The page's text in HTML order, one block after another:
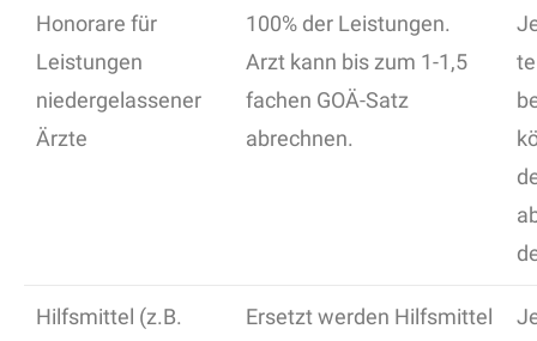
Honorare für
Leistungen
niedergelassener
Ärzte
100% der Leistungen.
Arzt kann bis zum 1-1,5
fachen GOÄ-Satz
abrechnen.
Hilfsmittel (z.B.
Ersetzt werden Hilfsmittel